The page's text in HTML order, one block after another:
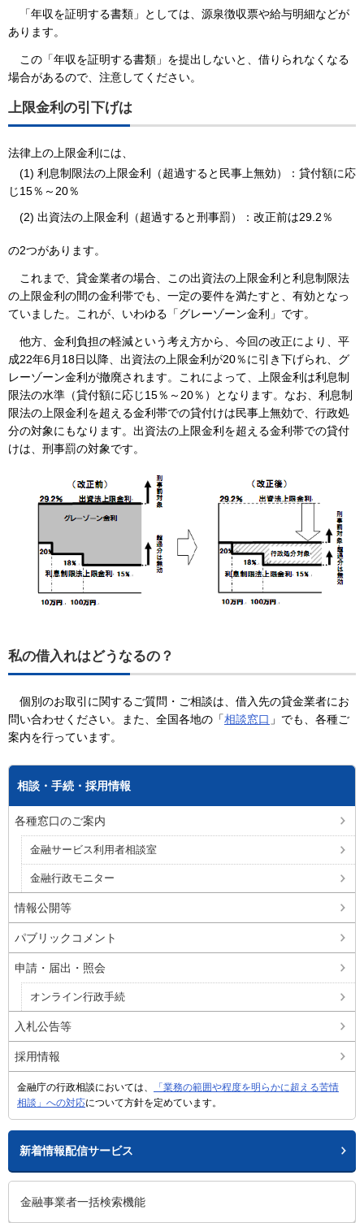
「年収を証明する書類」としては、源泉徴収票や給与明細などが
あります。
この「年収を証明する書類」を提出しないと、借りられなくなる
場合があるので、注意してください。
上限金利の引下げは
法律上の上限金利には、
(1) 利息制限法の上限金利（超過すると民事上無効）：貸付額に応
じ15％～20％
(2) 出資法の上限金利（超過すると刑事罰）：改正前は29.2％
の2つがあります。
これまで、貸金業者の場合、この出資法の上限金利と利息制限法
の上限金利の間の金利帯でも、一定の要件を満たすと、有効となっ
ていました。これが、いわゆる「グレーゾーン金利」です。
他方、金利負担の軽減という考え方から、今回の改正により、平
成22年6月18日以降、出資法の上限金利が20％に引き下げられ、グ
レーゾーン金利が撤廃されます。これによって、上限金利は利息制
限法の水準（貸付額に応じ15％～20％）となります。なお、利息制
限法の上限金利を超える金利帯での貸付けは民事上無効で、行政処
分の対象にもなります。出資法の上限金利を超える金利帯での貸付
けは、刑事罰の対象です。
私の借入れはどうなるの？
個別のお取引に関するご質問・ご相談は、借入先の貸金業者にお
問い合わせください。また、全国各地の「相談窓口 」でも、各種ご
案内を行っています。
相談・手続・採用情報
各種窓口のご案内
金融サービス利用者相談室
金融行政モニター
情報公開等
パブリックコメント
申請・届出・照会
オンライン行政手続
入札公告等
採用情報
金融庁の行政相談においては、
「業務の範囲や程度を明らかに超える苦情
相談」への対応について方針を定めています。
新着情報配信サービス
金融事業者一括検索機能